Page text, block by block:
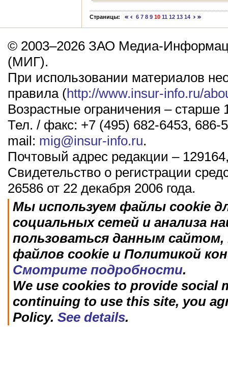
Страницы: 6 7 8 9 10 11 12 13 14
© 2003–2026 ЗАО Медиа-
(МИГ).
При использовании материалов
правила (http://www.insur-info.ru/
Возрастные ограничения – старше
Тел. / факс: +7 (495) 682-6453, 686-
mail: mig@insur-info.ru.
Почтовый адрес редакции –
Свидетельство о регистрации
26586 от 22 декабря 2006 года.
Мы используем файлы cookie
социальных сетей и анализа
пользоваться данным
файлов cookie и Политикой
Смотрите подробности.
We use cookies to provide social
continuing to use this site, you
Policy. See details.